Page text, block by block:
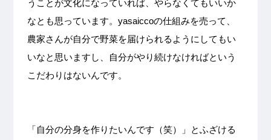
うことが文化になっていれば、やらなくてもいいか
なとも思っています。 yasaiccoの仕組みを売って、
農家さんが自分で野菜を届けられるようにしてもい
いなと思いますし、自分がやり続けなければという
こだわりはないんです。
「自分の分身を作りたいんです（笑）」とふざける